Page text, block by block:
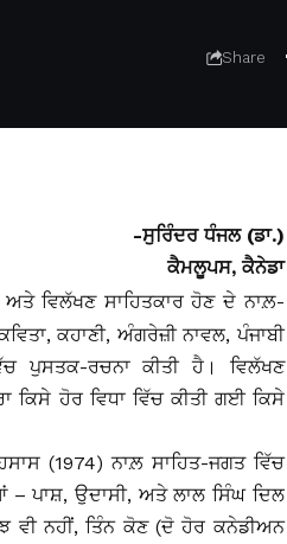
Share
-ਸੁਰਿੰਦਰ ਧੰਜਲ (ਡਾ.)
ਕੈਮਲੂਪਸ, ਕੈਨੇਡਾ
ਵਿਲੱਖਣ ਸਾਹਿਤਕਾਰ ਹੋਣ ਦੇ ਨਾਲ਼-
ਕਹਾਣੀ, ਅੰਗਰੇਜ਼ੀ ਨਾਵਲ, ਪੰਜਾਬੀ
ਪੁਸਤਕ-ਰਚਨਾ ਕੀਤੀ ਹੈ। ਵਿਲੱਖਣ
ਹੋਰ ਵਿਧਾ ਵਿੱਚ ਕੀਤੀ ਗਈ ਕਿਸੇ
(1974) ਨਾਲ਼ ਸਾਹਿਤ-ਜਗਤ ਵਿੱਚ
– ਪਾਸ਼, ਉਦਾਸੀ, ਅਤੇ ਲਾਲ ਸਿੰਘ ਦਿਲ
ਵੀ ਨਹੀਂ, ਤਿੰਨ ਕੋਣ (ਦੋ ਹੋਰ ਕਨੇਡੀਅਨ